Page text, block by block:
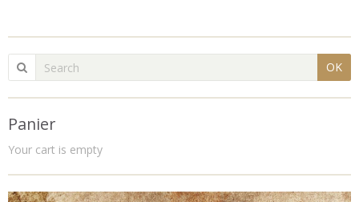
OK
Panier
Your cart is empty